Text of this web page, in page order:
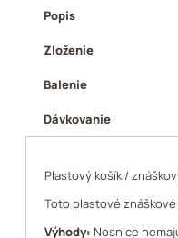
Popis
Zloženie
Balenie
Dávkovanie
Plastový košík /
Toto plastové
Výhody: Nosnice